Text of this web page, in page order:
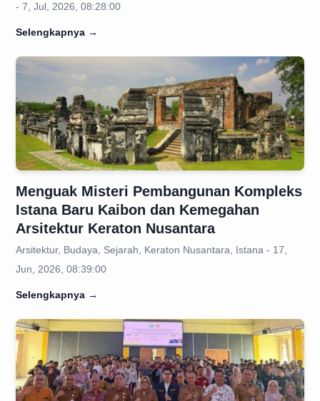
- 7, Jul, 2026, 08:28:00
Selengkapnya →
Menguak Misteri Pembangunan Kompleks
Istana Baru Kaibon dan Kemegahan
Arsitektur Keraton Nusantara
Arsitektur, Budaya, Sejarah, Keraton Nusantara, Istana - 17,
Jun, 2026, 08:39:00
Selengkapnya →